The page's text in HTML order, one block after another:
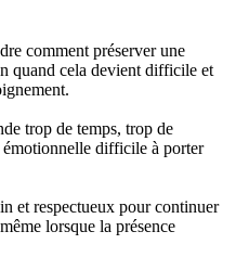
comment préserver une
quand cela devient difficile et
trop de temps, trop de
émotionnelle difficile à porter
et respectueux pour continuer
lorsque la présence